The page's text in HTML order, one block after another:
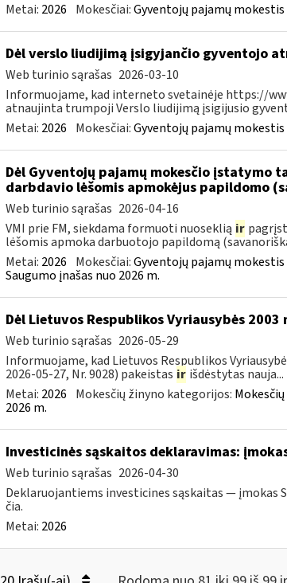
Metai: 2026 Mokesčiai:Gyventojų pajamų mokestis
Dėl verslo liudijimą įsigyjančio gyventojo
Web turinio sąrašas 2026-03-10
Informuojame, kad interneto svetainėje https://
atnaujinta trumpoji Verslo liudijimą įsigijusio
Metai: 2026 Mokesčiai:Gyventojų pajamų mokestis
Dėl Gyventojų pajamų mokesčio įstatymo
darbdavio lėšomis apmokėjus papildomo
Web turinio sąrašas 2026-04-16
VMI prie FM, siekdama formuoti nuoseklią ir
lėšomis apmoka darbuotojo papildomą
Metai: 2026 Mokesčiai:Gyventojų pajamų mokestis
Saugumo įnašas nuo 2026 m.
Dėl Lietuvos Respublikos Vyriausybės
Web turinio sąrašas 2026-05-29
Informuojame, kad Lietuvos Respublikos
2026-05-27, Nr. 9028) pakeistas ir išdėstytas nauja...
Metai: 2026 Mokesčių žinyno kategorijos:
2026 m.
Investicinės sąskaitos deklaravimas:
Web turinio sąrašas 2026-04-30
Deklaruojantiems investicines sąskaitas — įmokas
čia.
Metai: 2026